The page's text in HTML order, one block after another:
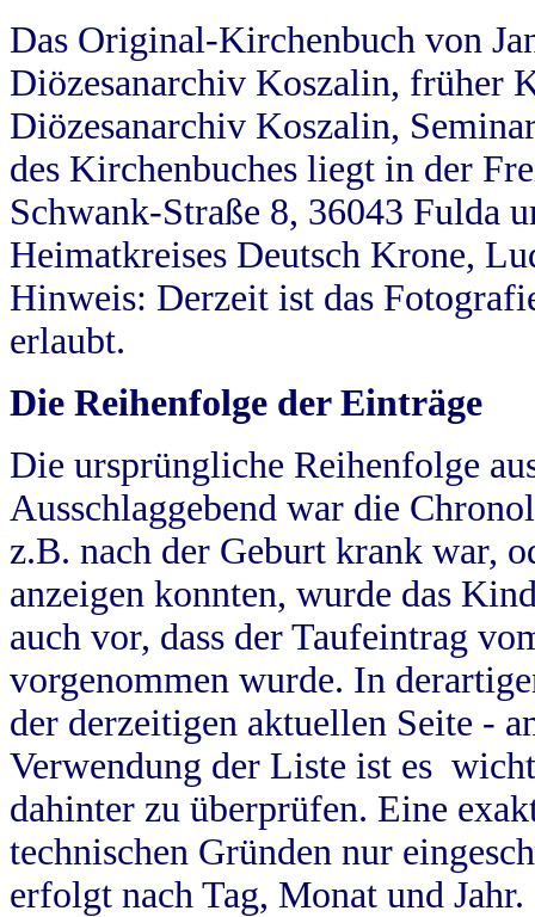
Das Original-Kirchenbuch von
Diözesanarchiv Koszalin, früher
Diözesanarchiv Koszalin,
des Kirchenbuches liegt in der
Schwank-Straße 8, 36043 Fulda
Heimatkreises Deutsch Krone,
Hinweis: Derzeit ist das
erlaubt.
Die Reihenfolge der Einträge
Die ursprüngliche Reihenfolge
Ausschlaggebend war die
z.B. nach der Geburt krank war,
anzeigen konnten, wurde das
auch vor, dass der Taufeintrag
vorgenommen wurde. In
der derzeitigen aktuellen Seite -
Verwendung der Liste ist es
dahinter zu überprüfen. Eine
technischen Gründen nur
erfolgt nach Tag, Monat und Jahr.